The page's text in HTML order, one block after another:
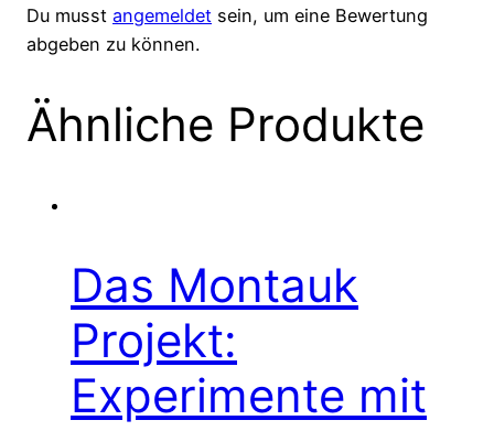
Du musst angemeldet sein, um eine Bewertung
abgeben zu können.
Ähnliche Produkte
Das Montauk
Projekt:
Experimente mit